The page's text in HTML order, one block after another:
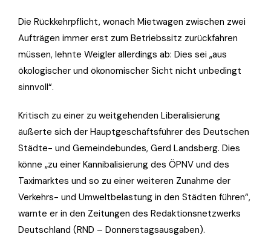
Die Rückkehrpflicht, wonach Mietwagen zwischen zwei
Aufträgen immer erst zum Betriebssitz zurückfahren
müssen, lehnte Weigler allerdings ab: Dies sei „aus
ökologischer und ökonomischer Sicht nicht unbedingt
sinnvoll“.
Kritisch zu einer zu weitgehenden Liberalisierung
äußerte sich der Hauptgeschäftsführer des Deutschen
Städte- und Gemeindebundes, Gerd Landsberg. Dies
könne „zu einer Kannibalisierung des ÖPNV und des
Taximarktes und so zu einer weiteren Zunahme der
Verkehrs- und Umweltbelastung in den Städten führen“,
warnte er in den Zeitungen des Redaktionsnetzwerks
Deutschland (RND – Donnerstagsausgaben).